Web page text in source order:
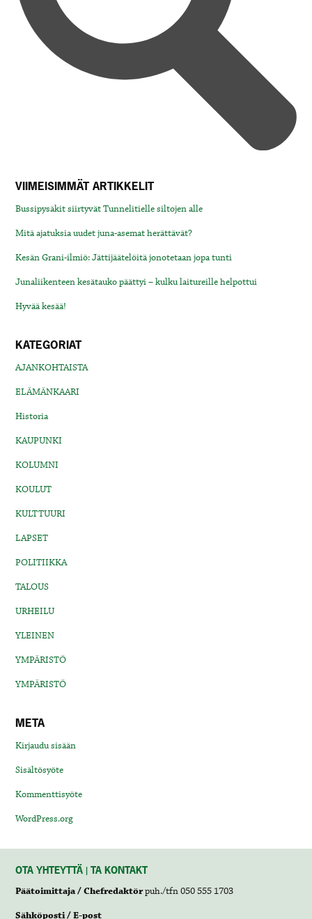
VIIMEISIMMÄT ARTIKKELIT
Bussipysäkit siirtyvät Tunnelitielle siltojen alle
Mitä ajatuksia uudet juna-asemat herättävät?
Kesän Grani-ilmiö: Jättijäätelöitä jonotetaan jopa tunti
Junaliikenteen kesätauko päättyi – kulku laitureille helpottui
Hyvää kesää!
KATEGORIAT
AJANKOHTAISTA
ELÄMÄNKAARI
Historia
KAUPUNKI
KOLUMNI
KOULUT
KULTTUURI
LAPSET
POLITIIKKA
TALOUS
URHEILU
YLEINEN
YMPÄRISTÖ
YMPÄRISTÖ
META
Kirjaudu sisään
Sisältösyöte
Kommenttisyöte
WordPress.org
OTA YHTEYTTÄ | TA KONTAKT
Päätoimittaja / Chefredaktörpuh./tfn 050 555 1703
Sähköposti / E-post